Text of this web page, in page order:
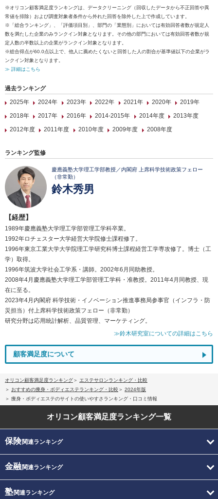
※オリコン顧客満足度ランキングは、データクリーニング（回収したデータから不正回答や異
常値を排除）および調査対象者条件から外れた回答を除外した上で作成しています。
※「総合ランキング」、「評価項目別」、部門の「業態別」においては有効回答者数が規定人
数を満たした企業のみランクイン対象となります。その他の部門においては有効回答者数が規
定人数の半数以上の企業がランクイン対象となります。
※総合得点が60.0点以上で、他人に薦めたくないと回答した人の割合が基準値以下の企業がラ
ンクイン対象となります。
≫ 詳細はこちら
過去ランキング
2025年
2024年 2023年 2022年 2021年 2020年
2019年
2018年
2017年 2016年 2014-2015年 2014年度
2013年度
2012年度
2011年度 2010年度 2009年度 2008年度
ランキング監修
慶應義塾大学理工学部教授／内閣府 上席科学技術政策フェロー
（非常勤）
鈴木秀男
【経歴】
1989年慶應義塾大学理工学部管理工学科卒業。
1992年ロチェスター大学経営大学院修士課程修了。
1996年東京工業大学大学院理工学研究科博士課程経営工学専攻修了。博士（工
学）取得。
1996年筑波大学社会工学系・講師。2002年6月同助教授。
2008年4月慶應義塾大学理工学部管理工学科・准教授。2011年4月同教授、現
在に至る。
2023年4月内閣府 科学技術・イノベーション推進事務局参事官（インフラ・防
災担当）付上席科学技術政策フェロー（非常勤）
研究分野は応用統計解析、品質管理、マーケティング。
≫鈴木研究室についての詳細はこちら
顧客満足度について
オリコン顧客満足度ランキング
エステサロンランキング・比較
おすすめの痩身・ボディエステランキング・比較
2024年版
痩身・ボディエステのサイトの使いやすさランキング・口コミ情報
オリコン顧客満足度ランキング一覧
保険関連ランキング
金融関連ランキング
塾関連ランキング